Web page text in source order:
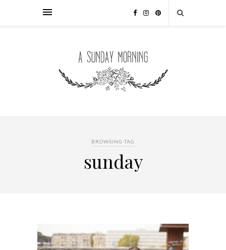
BROWSING TAG
sunday